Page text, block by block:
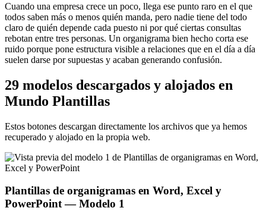
Cuando una empresa crece un poco, llega ese punto raro en el que
todos saben más o menos quién manda, pero nadie tiene del todo
claro de quién depende cada puesto ni por qué ciertas consultas
rebotan entre tres personas. Un organigrama bien hecho corta ese
ruido porque pone estructura visible a relaciones que en el día a día
suelen darse por supuestas y acaban generando confusión.
29 modelos descargados y alojados en
Mundo Plantillas
Estos botones descargan directamente los archivos que ya hemos
recuperado y alojado en la propia web.
Plantillas de organigramas en Word, Excel y
PowerPoint— Modelo 1